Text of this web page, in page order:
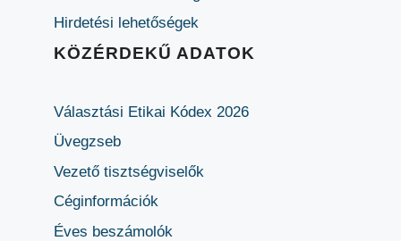
Hirdetési lehetőségek
KÖZÉRDEKŰ ADATOK
Választási Etikai Kódex 2026
Üvegzseb
Vezető tisztségviselők
Céginformációk
Éves beszámolók